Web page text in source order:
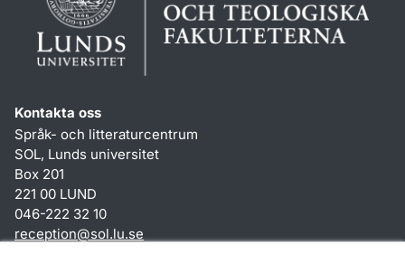
Kontakta oss
Språk- och litteraturcentrum
SOL, Lunds universitet
Box 201
221 00 LUND
046-222 32 10
reception@sol.lu.se